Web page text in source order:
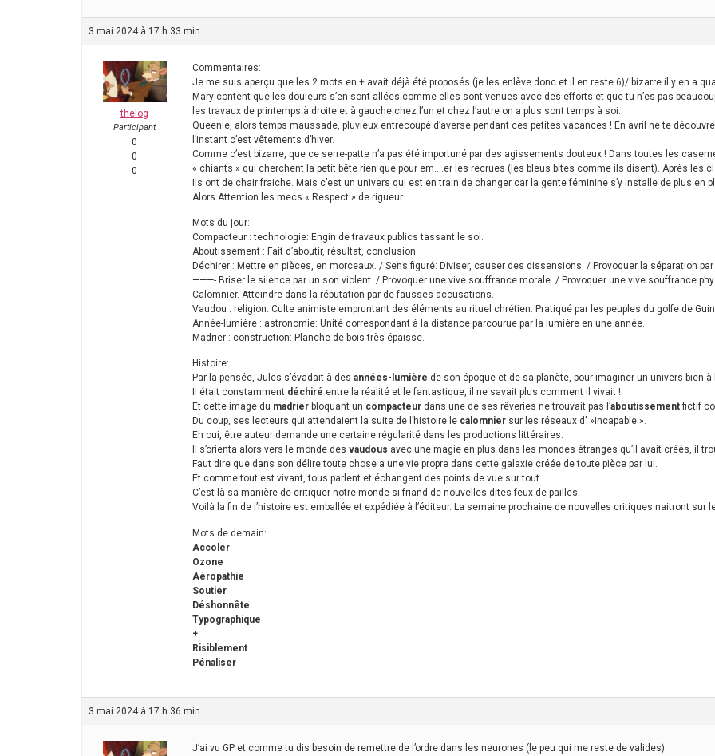
3 mai 2024 à 17 h 33 min
thelog
Participant
0
0
0
Commentaires:
Je me suis aperçu que les 2 mots en + avait déjà été proposés (je les enlève donc et il en reste 6)/ bizarre il y en a
Mary content que les douleurs s’en sont allées comme elles sont venues avec des efforts et que tu n’es pas
les travaux de printemps à droite et à gauche chez l’un et chez l’autre on a plus sont temps à soi.
Queenie, alors temps maussade, pluvieux entrecoupé d’averse pendant ces petites vacances ! En avril ne te
l’instant c’est vêtements d’hiver.
Comme c’est bizarre, que ce serre-patte n’a pas été importuné par des agissements douteux ! Dans toutes les
« chiants » qui cherchent la petit bête rien que pour em….er les recrues (les bleus bites comme ils disent). Après les
Ils ont de chair fraiche. Mais c’est un univers qui est en train de changer car la gente féminine s’y installe de plus en
Alors Attention les mecs « Respect » de rigueur.
Mots du jour:
Compacteur : technologie: Engin de travaux publics tassant le sol.
Aboutissement : Fait d’aboutir, résultat, conclusion.
Déchirer : Mettre en pièces, en morceaux. / Sens figuré: Diviser, causer des dissensions. / Provoquer la séparation
———- Briser le silence par un son violent. / Provoquer une vive souffrance morale. / Provoquer une vive souffrance
Calomnier. Atteindre dans la réputation par de fausses accusations.
Vaudou : religion: Culte animiste empruntant des éléments au rituel chrétien. Pratiqué par les peuples du golfe de
Année-lumière : astronomie: Unité correspondant à la distance parcourue par la lumière en une année.
Madrier : construction: Planche de bois très épaisse.
Histoire:
Par la pensée, Jules s’évadait à des années-lumière de son époque et de sa planète, pour imaginer un univers bien à
Il était constamment déchiré entre la réalité et le fantastique, il ne savait plus comment il vivait !
Et cette image du madrier bloquant un compacteur dans une de ses rêveries ne trouvait pas l’aboutissementfictif
Du coup, ses lecteurs qui attendaient la suite de l’histoire le calomnier sur les réseaux d' »incapable ».
Eh oui, être auteur demande une certaine régularité dans les productions littéraires.
Il s’orienta alors vers le monde des vaudous avec une magie en plus dans les mondes étranges qu’il avait créés, il
Faut dire que dans son délire toute chose a une vie propre dans cette galaxie créée de toute pièce par lui.
Et comme tout est vivant, tous parlent et échangent des points de vue sur tout.
C’est là sa manière de critiquer notre monde si friand de nouvelles dites feux de pailles.
Voilà la fin de l’histoire est emballée et expédiée à l’éditeur. La semaine prochaine de nouvelles critiques naitront sur
Mots de demain:
Accoler
Ozone
Aéropathie
Soutier
Déshonnête
Typographique
+
Risiblement
Pénaliser
3 mai 2024 à 17 h 36 min
J’ai vu GP et comme tu dis besoin de remettre de l’ordre dans les neurones (le peu qui me reste de valides)